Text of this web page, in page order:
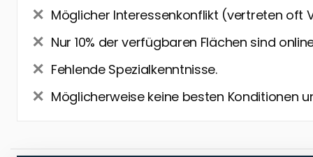
Möglicher Interessenkonflikt (vertreten oft
Nur 10% der verfügbaren Flächen sind
Fehlende Spezialkenntnisse.
Möglicherweise keine besten Konditionen